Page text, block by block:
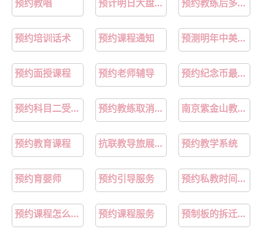
预约教唱 预计明日大盘走势 预约教练后多久开始练车
预约培训话术 预约课程通知 预测明年中美关系
预约面授课程 预约老师辅导 预约纪念币最快的方法
预约科目二受理中要多久 预约教练取消对课时有影响吗 南京紫金山教导总队遗址要预约吗
预约教育课程 抗联教导旅展厅预约 预约教学系统
预约育婴师 预约引导服务 预约私教时间的方法
预约课程怎么设置 预约课程服务 预制板的拆迁补偿标准